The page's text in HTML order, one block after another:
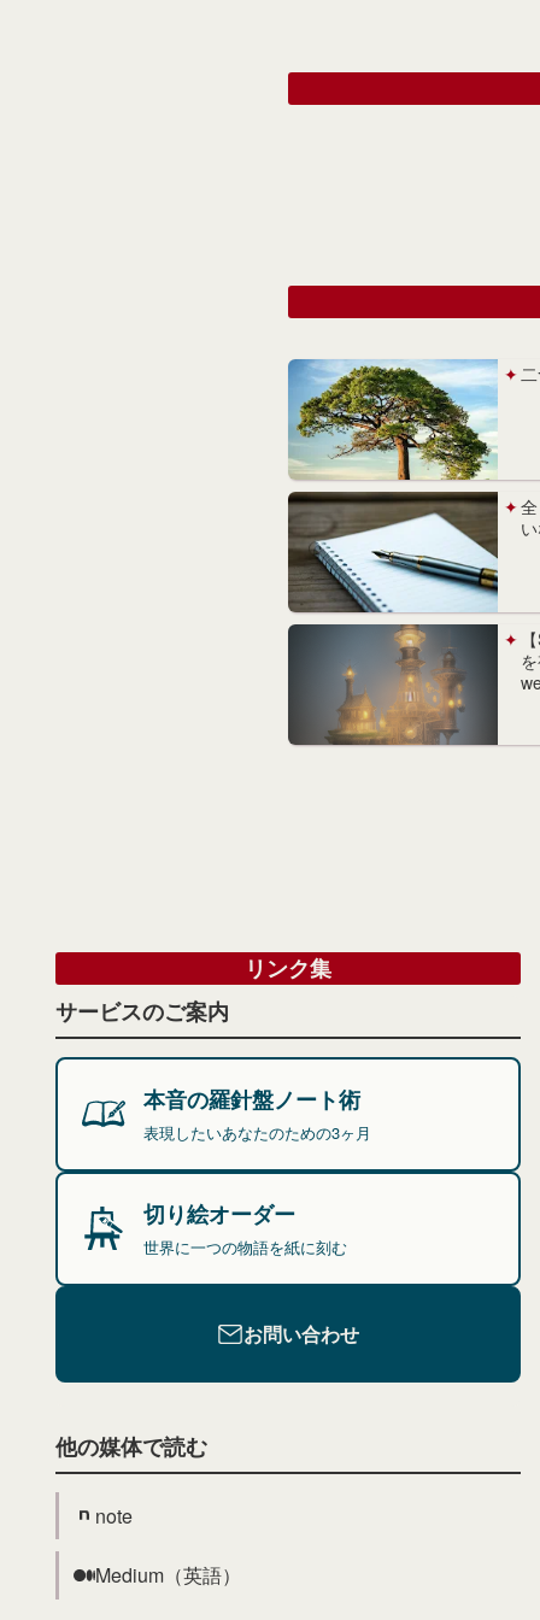
リンク集
サービスのご案内
本音の羅針盤ノート術
表現したいあなたのための3ヶ月
切り絵オーダー
世界に一つの物語を紙に刻む
お問い合わせ
他の媒体で読む
note
Medium（英語）